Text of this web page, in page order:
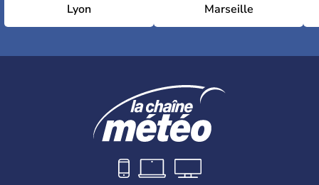
Lyon Marseille